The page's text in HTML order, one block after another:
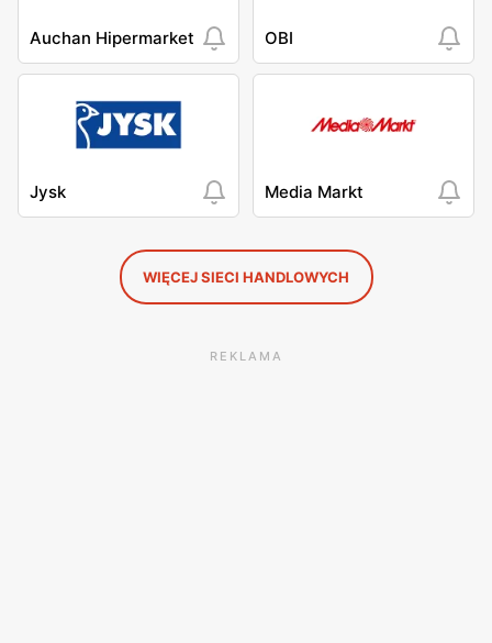
Auchan Hipermarket OBI
Jysk Media Markt
WIĘCEJ SIECI HANDLOWYCH
REKLAMA